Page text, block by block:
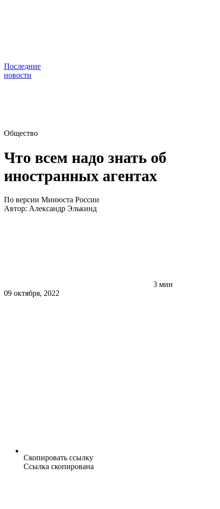
Последние
новости
Общество
Что всем надо знать об
иностранных агентах
По версии Минюста России
Автор: Александр Элькинд
3 мин
09 октября, 2022
Скопировать ссылку
Ссылка скопирована